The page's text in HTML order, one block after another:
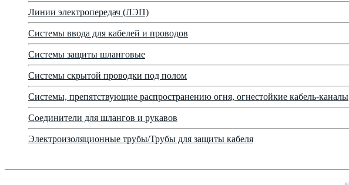
Линии электропередач (ЛЭП)
Системы ввода для кабелей и проводов
Системы защиты шланговые
Системы скрытой проводки под полом
Системы, препятствующие распространению огня, огнестойкие кабель-каналы
Соединители для шлангов и рукавов
Электроизоляционные трубы/Трубы для защиты кабеля